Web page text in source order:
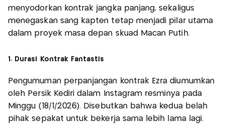
menyodorkan kontrak jangka panjang, sekaligus
menegaskan sang kapten tetap menjadi pilar utama
dalam proyek masa depan skuad Macan Putih.
1. Durasi Kontrak Fantastis
Pengumuman perpanjangan kontrak Ezra diumumkan
oleh Persik Kediri dalam Instagram resminya pada
Minggu (18/1/2026). Disebutkan bahwa kedua belah
pihak sepakat untuk bekerja sama lebih lama lagi.